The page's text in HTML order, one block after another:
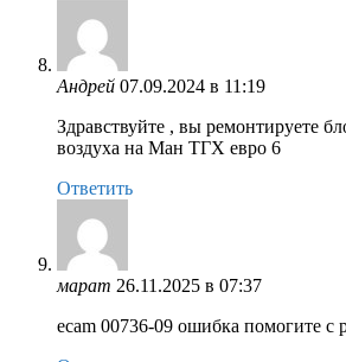
Андрей 07.09.2024 в 11:19
Здравствуйте , вы ремонтируете
воздуха на Ман ТГХ евро 6
Ответить
марат 26.11.2025 в 07:37
ecam 00736-09 ошибка помогите с